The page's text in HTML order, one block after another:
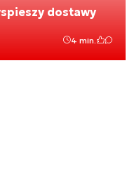
dostawy
4 min.